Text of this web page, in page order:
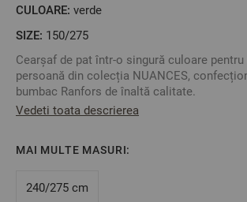
CULOARE: verde
SIZE: 150/275
Cearșaf de pat într-o singură culoare pentru
persoană din colecția NUANCES,
bumbac Ranfors de înaltă calitate.
Creați-vă un set de lenjerie de pat la
pilotă.
Culoare: Verde
Vedeti toata descrierea
MAI MULTE MASURI:
240/275 cm